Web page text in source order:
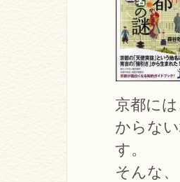
京都に
からな
す。
そんな